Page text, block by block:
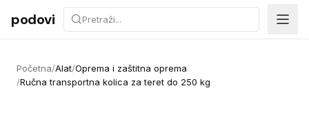
Preskoči na sadržaj
podovi
Početna/Alat/Oprema i zaštitna oprema
/Ručna transportna kolica za teret do 250 kg